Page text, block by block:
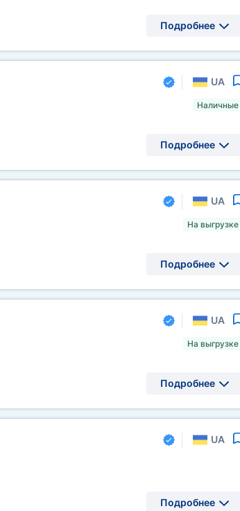
Подробнее
UA
Наличные
Подробнее
UA
На выгрузке
Подробнее
UA
На выгрузке
Подробнее
UA
Подробнее